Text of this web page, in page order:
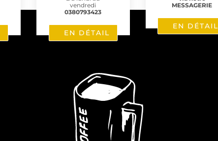
vendredi
0380793423
EN DÉTAIL
MESSAGERIE
EN DÉTAIL